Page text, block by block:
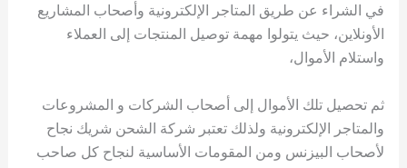
في الشراء عن طريق المتاجر الإلكترونية وأصحاب المشاريع
الأونلاين، حيث يتولوا مهمة توصيل المنتجات إلى العملاء
واستلام الأموال،
ثم تحصيل تلك الأموال إلى أصحاب الشركات و المشروعات
والمتاجر الإلكترونية ولذلك تعتبر شركة الشحن شريك نجاح
لأصحاب البيزنس ومن المقومات الأساسية لنجاح كل صاحب